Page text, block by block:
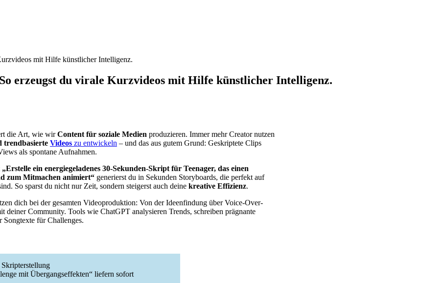
mit Hilfe künstlicher Intelligenz.
erzeugst du virale Kurzvideos mit Hilfe künstlicher Intelligenz.
die Art, wie wirContent für soziale Medien produzieren. Immer mehr Creator nutzen
trendbasierte Videos zu entwickeln – und das aus gutem Grund: Geskriptete Clips
als spontane Aufnahmen.
„Erstelle ein energiegeladenes 30-Sekunden-Skript für Teenager, das einen
zum Mitmachen animiert“ generierst du in Sekunden Storyboards, die perfekt auf
So sparst du nicht nur Zeit, sondern steigerst auch deine kreative Effizienz.
dich bei der gesamten Videoproduktion: Von der Ideenfindung über Voice-Over-
deiner Community. Tools wie ChatGPT analysieren Trends, schreiben prägnante
für Challenges.
mit Übergangseffekten“ liefern sofort